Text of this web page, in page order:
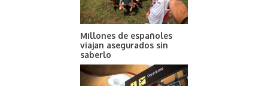
Millones de españoles
viajan asegurados sin
saberlo